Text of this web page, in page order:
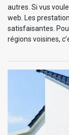
autres. Si vus
web. Les
satisfaisantes.
régions voisines,